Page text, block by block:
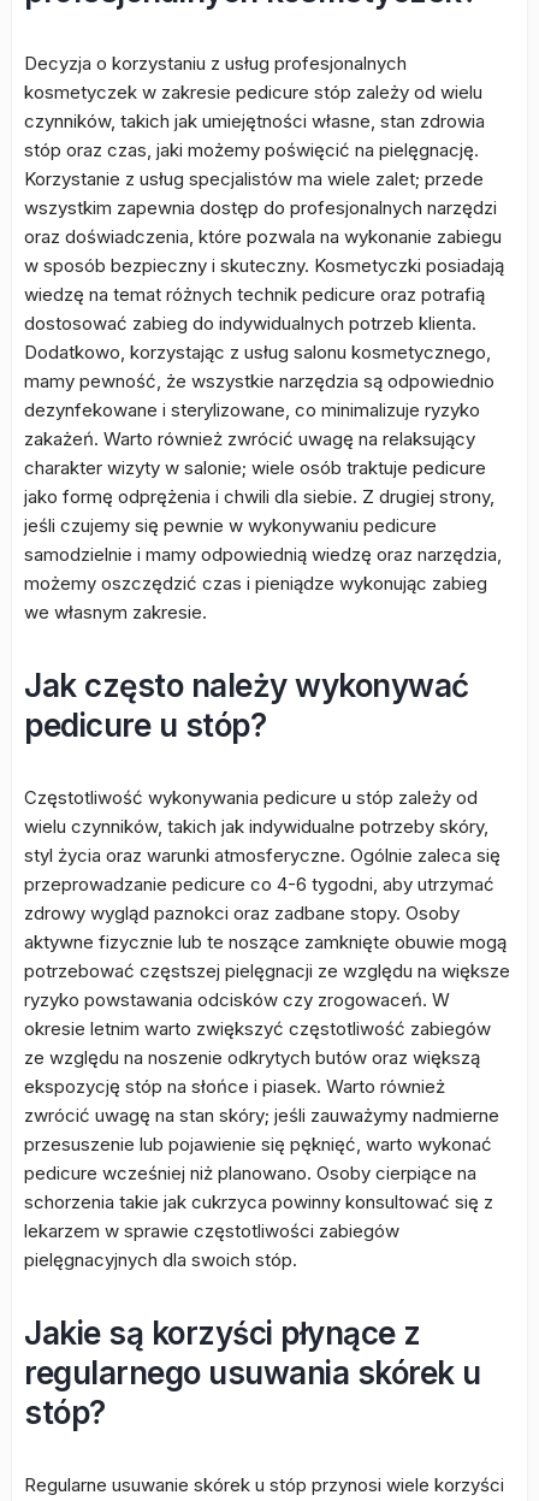
Decyzja o korzystaniu z usług profesjonalnych
kosmetyczek w zakresie pedicure stóp zależy od wielu
czynników, takich jak umiejętności własne, stan zdrowia
stóp oraz czas, jaki możemy poświęcić na pielęgnację.
Korzystanie z usług specjalistów ma wiele zalet; przede
wszystkim zapewnia dostęp do profesjonalnych narzędzi
oraz doświadczenia, które pozwala na wykonanie zabiegu
w sposób bezpieczny i skuteczny. Kosmetyczki posiadają
wiedzę na temat różnych technik pedicure oraz potrafią
dostosować zabieg do indywidualnych potrzeb klienta.
Dodatkowo, korzystając z usług salonu kosmetycznego,
mamy pewność, że wszystkie narzędzia są odpowiednio
dezynfekowane i sterylizowane, co minimalizuje ryzyko
zakażeń. Warto również zwrócić uwagę na relaksujący
charakter wizyty w salonie; wiele osób traktuje pedicure
jako formę odprężenia i chwili dla siebie. Z drugiej strony,
jeśli czujemy się pewnie w wykonywaniu pedicure
samodzielnie i mamy odpowiednią wiedzę oraz narzędzia,
możemy oszczędzić czas i pieniądze wykonując zabieg
we własnym zakresie.
Jak często należy wykonywać
pedicure u stóp?
Częstotliwość wykonywania pedicure u stóp zależy od
wielu czynników, takich jak indywidualne potrzeby skóry,
styl życia oraz warunki atmosferyczne. Ogólnie zaleca się
przeprowadzanie pedicure co 4-6 tygodni, aby utrzymać
zdrowy wygląd paznokci oraz zadbane stopy. Osoby
aktywne fizycznie lub te noszące zamknięte obuwie mogą
potrzebować częstszej pielęgnacji ze względu na większe
ryzyko powstawania odcisków czy zrogowaceń. W
okresie letnim warto zwiększyć częstotliwość zabiegów
ze względu na noszenie odkrytych butów oraz większą
ekspozycję stóp na słońce i piasek. Warto również
zwrócić uwagę na stan skóry; jeśli zauważymy nadmierne
przesuszenie lub pojawienie się pęknięć, warto wykonać
pedicure wcześniej niż planowano. Osoby cierpiące na
schorzenia takie jak cukrzyca powinny konsultować się z
lekarzem w sprawie częstotliwości zabiegów
pielęgnacyjnych dla swoich stóp.
Jakie są korzyści płynące z
regularnego usuwania skórek u
stóp?
Regularne usuwanie skórek u stóp przynosi wiele korzyści